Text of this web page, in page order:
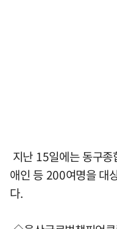
지난 15일에는 동구
애인 등 200여명을 대
다.